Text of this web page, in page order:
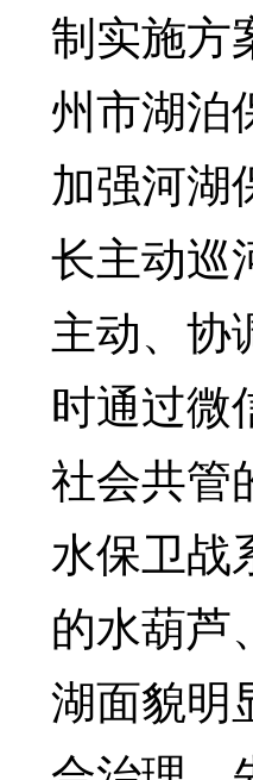
制实施方
州市湖泊
加强河湖
长主动巡
主动、协
时通过微
社会共管
水保卫战
的水葫芦
湖面貌明